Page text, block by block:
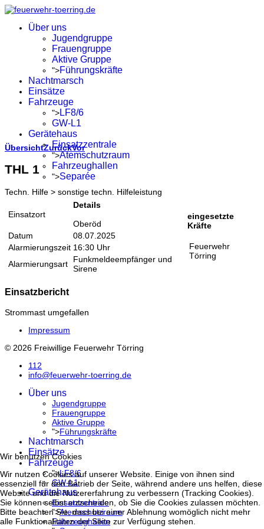
Über uns
Jugendgruppe
Frauengruppe
Aktive Gruppe
">Führungskräfte
Nachtmarsch
Einsätze
Fahrzeuge
">LF8/6
GW-L1
Gerätehaus
Einsatzzentrale
">Atemschutzraum
Fahrzeughallen
">Separée
ÜbersichtZurückVor
THL 1
Techn. Hilfe > sonstige techn. Hilfeleistung
Einsatzort
Details
Oberöd
Datum
08.07.2025
Alarmierungszeit 16:30 Uhr
Alarmierungsart
Funkmeldeempfänger und
Sirene
eingesetzte
Kräfte
Feuerwehr
Törring
Einsatzbericht
Strommast umgefallen
Impressum
© 2026 Freiwillige Feuerwehr Törring
112
info@feuerwehr-toerring.de
Über uns
Jugendgruppe
Frauengruppe
Aktive Gruppe
">Führungskräfte
Nachtmarsch
Einsätze
Fahrzeuge
">LF8/6
GW-L1
Gerätehaus
Einsatzzentrale
">Atemschutzraum
Fahrzeughallen
Wir benutzen Cookies
Wir nutzen Cookies auf unserer Website. Einige von ihnen sind
essenziell für den Betrieb der Seite, während andere uns helfen, diese
Website und die Nutzererfahrung zu verbessern (Tracking Cookies).
Sie können selbst entscheiden, ob Sie die Cookies zulassen möchten.
Bitte beachten Sie, dass bei einer Ablehnung womöglich nicht mehr
alle Funktionalitäten der Seite zur Verfügung stehen.